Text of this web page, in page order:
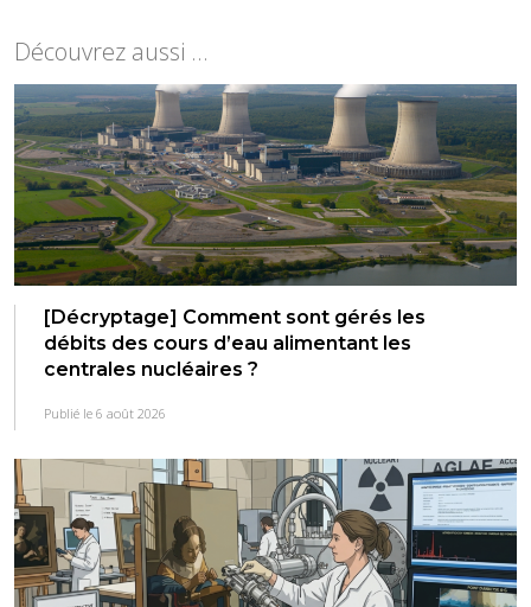
Découvrez aussi ...
[Décryptage] Comment sont gérés les
débits des cours d’eau alimentant les
centrales nucléaires ?
Publié le 6 août 2026